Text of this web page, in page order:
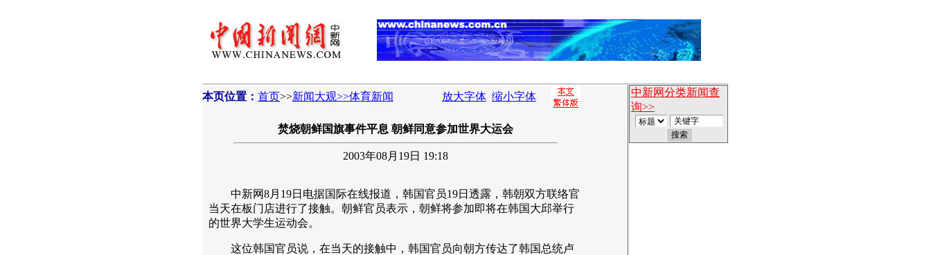
本页位置： 首页>>新闻大观>>体育新闻 放大字体 缩小字体
焚烧朝鲜国旗事件平息 朝鲜同意参加世界大运会
2003年08月19日 19:18
中新网8月19日电据国际在线报道，韩国官员19日透露，韩朝双方联络官
当天在板门店进行了接触。朝鲜官员表示，朝鲜将参加即将在韩国大邱举行
的世界大学生运动会。
这位韩国官员说，在当天的接触中，韩国官员向朝方传达了韩国总统卢
中新网分类新闻查
询>>